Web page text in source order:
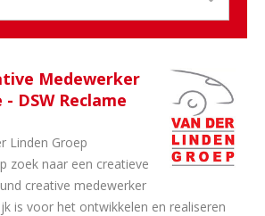
Medewerker
- DSW Reclame
Linden Groep
zoek naar een creatieve
creative medewerker
is voor het ontwikkelen en realiseren